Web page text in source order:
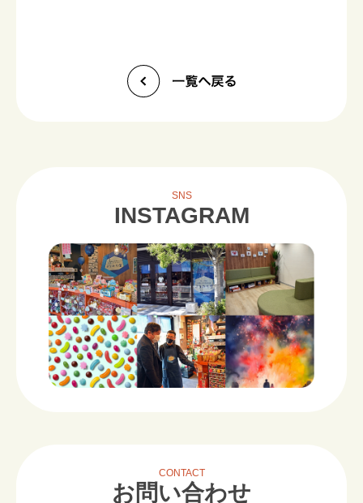
SNS
INSTAGRAM
CONTACT
お問い合わせ